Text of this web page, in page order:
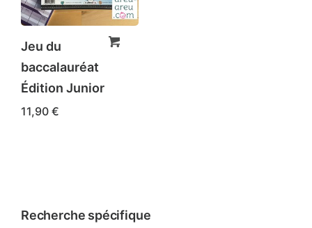
Jeu du
baccalauréat
Édition Junior
11,90 €
Recherche spécifique